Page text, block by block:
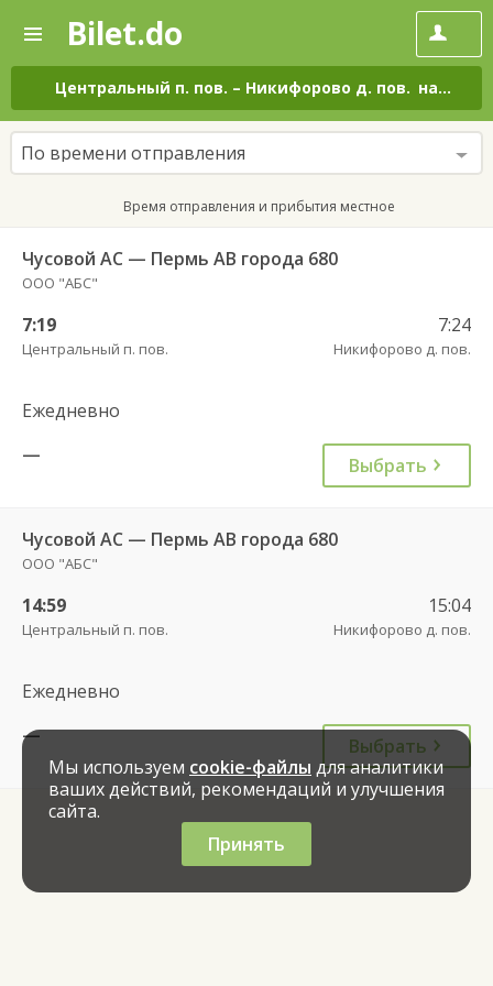
—
Поиск
и
покупка
билетов
на
автобус
онлайн
Bilet.do
Центральный п. пов. – Никифорово д. пов. на все дни
По времени отправления
Время отправления и прибытия местное
Чусовой АС — Пермь АВ города 680
ООО "АБС"
7:19
Центральный п. пов.
7:24
Никифорово д. пов.
Ежедневно
—
Выбрать
Чусовой АС — Пермь АВ города 680
ООО "АБС"
14:59
Центральный п. пов.
15:04
Никифорово д. пов.
Ежедневно
—
Выбрать
Мы используем cookie-файлы для аналитики
ваших действий, рекомендаций и улучшения
сайта.
Принять